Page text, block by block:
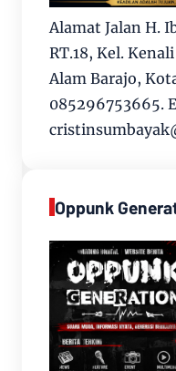
Alamat Jalan H.
RT.18, Kel.
Alam Barajo,
085296753665.
Oppunk